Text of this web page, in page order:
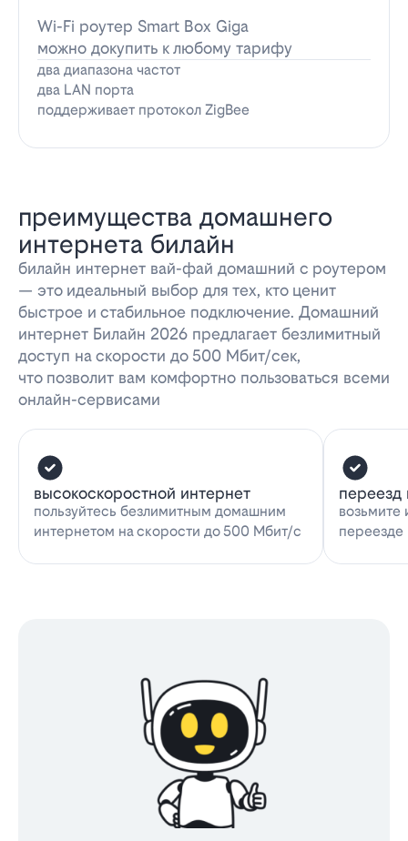
Wi-Fi роутер Smart Box Giga
можно докупить к любому тарифу
два диапазона частот
два LAN порта
поддерживает протокол ZigBee
преимущества домашнего
интернета билайн
билайн интернет вай-фай домашний с роутером
— это идеальный выбор для тех, кто ценит
быстрое и стабильное подключение. Домашний
интернет Билайн 2026 предлагает безлимитный
доступ на скорости до 500 Мбит/сек,
что позволит вам комфортно пользоваться всеми
онлайн-сервисами
высокоскоростной интернет
пользуйтесь безлимитным домашним
интернетом на скорости до 500 Мбит/с
переезд
возьмите
переезде